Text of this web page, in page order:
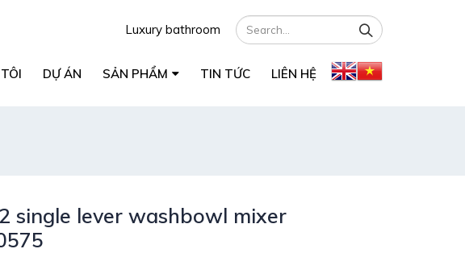
Luxury bathroom
DỰ ÁN SẢN PHẨM TIN TỨC LIÊN HỆ
single lever washbowl mixer